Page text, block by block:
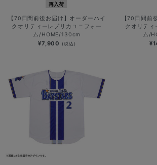
再入荷
【70日間前後お届け】オーダーハイ
クオリティーレプリカユニフォー
ム/HOME/130cm
¥7,900 (税込)
【70日間前
クオリティ
ム/